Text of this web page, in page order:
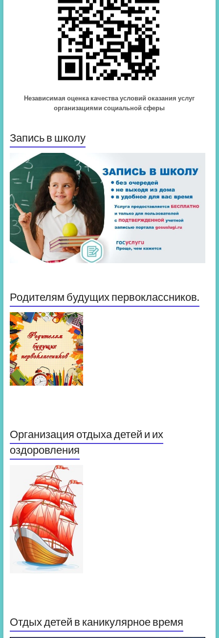
Независимая оценка качества условий оказания услуг
организациями социальной сферы
Запись в школу
Родителям будущих первоклассников.
Организация отдыха детей и их
оздоровления
Отдых детей в каникулярное время